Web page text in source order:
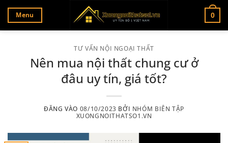
Bỏ
qua
nội
Menu 0
TƯ VẤN NỘI NGOẠI THẤT
Nên mua nội thất chung cư ở
đâu uy tín, giá tốt?
ĐĂNG VÀO 08/10/2023 BỞI NHÓM BIÊN TẬP
XUONGNOITHATSO1.VN